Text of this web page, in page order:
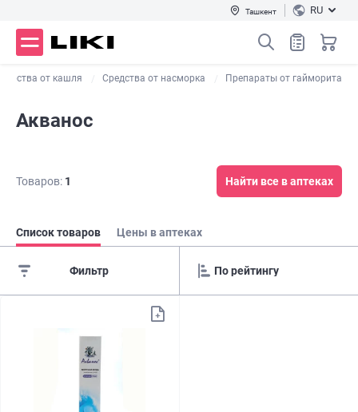
Ташкент RU
от кашля Средства от насморка Препараты от гайморита
Акванос
Товаров: 1 Найти все в аптеках
Список товаров Цены в аптеках
Фильтр